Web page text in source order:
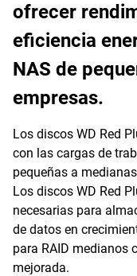
ofrecer
eficiencia
NAS de
empresas.
Los discos WD Red
con las cargas de
pequeñas a
Los discos WD Red
necesarias para
de datos en
para RAID medianos
mejorada.